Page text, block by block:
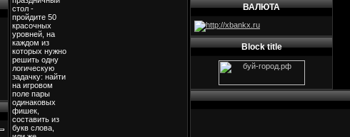
стол -
пройдите 50
красочных
уровней, на
каждом из
которых нужно
решить одну
логическую
задачку: найти
на игровом
поле пары
одинаковых
фишек,
составить из
букв слова,
ВАЛЮТА
Block title